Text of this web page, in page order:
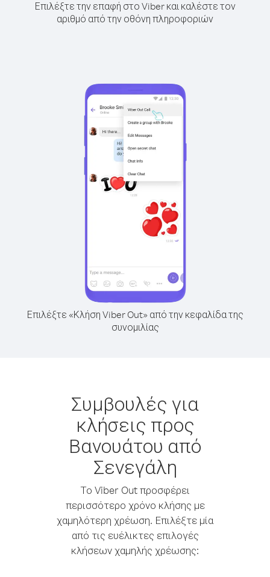
Επιλέξτε την επαφή στο Viber και καλέστε τον
αριθμό από την οθόνη πληροφοριών
Επιλέξτε «Κλήση Viber Out» από την κεφαλίδα της
συνομιλίας
Συμβουλές για
κλήσεις προς
Βανουάτου από
Σενεγάλη
Το Viber Out προσφέρει
περισσότερο χρόνο κλήσης με
χαμηλότερη χρέωση. Επιλέξτε μία
από τις ευέλικτες επιλογές
κλήσεων χαμηλής χρέωσης: